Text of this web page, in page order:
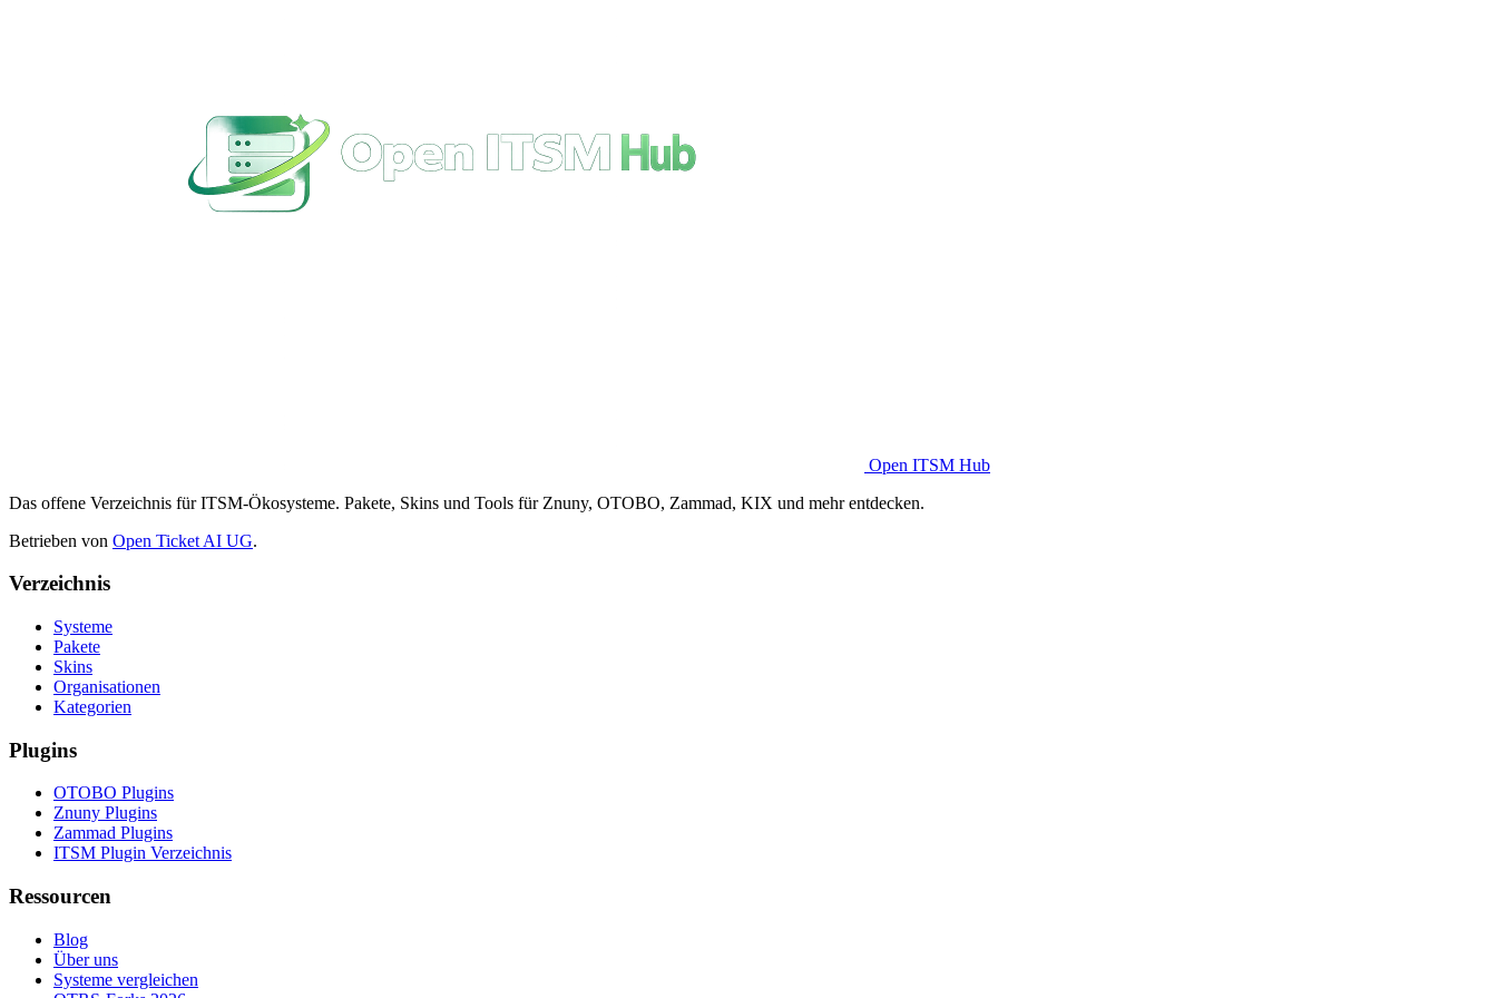
Open ITSM Hub
Das offene Verzeichnis für ITSM-Ökosysteme. Pakete, Skins und Tools für Znuny, OTOBO, Zammad, KIX und mehr entdecken.
Betrieben von Open Ticket AI UG.
Verzeichnis
Systeme
Pakete
Skins
Organisationen
Kategorien
Plugins
OTOBO Plugins
Znuny Plugins
Zammad Plugins
ITSM Plugin Verzeichnis
Ressourcen
Blog
Über uns
Systeme vergleichen